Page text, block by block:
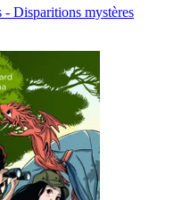
Disparitions mystères